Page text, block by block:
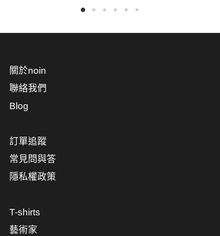
關於noin
聯絡我們
Blog
訂單追蹤
常見問與答
隱私權政策
T-shirts
藝術家